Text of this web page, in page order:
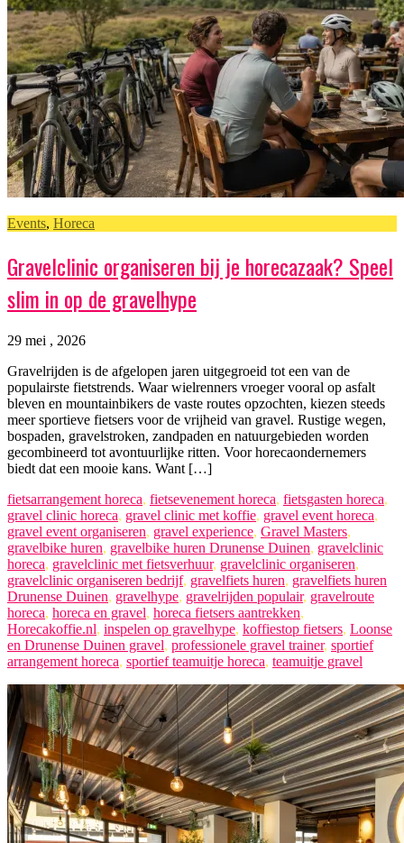
Events, Horeca
Gravelclinic organiseren bij je horecazaak? Speel
slim in op de gravelhype
29 mei , 2026
Gravelrijden is de afgelopen jaren uitgegroeid tot een van de
populairste fietstrends. Waar wielrenners vroeger vooral op asfalt
bleven en mountainbikers de vaste routes opzochten, kiezen steeds
meer sportieve fietsers voor de vrijheid van gravel. Rustige wegen,
bospaden, gravelstroken, zandpaden en natuurgebieden worden
gecombineerd tot avontuurlijke ritten. Voor horecaondernemers
biedt dat een mooie kans. Want […]
fietsarrangement horeca, fietsevenement horeca, fietsgasten horeca,
gravel clinic horeca, gravel clinic met koffie, gravel event horeca,
gravel event organiseren, gravel experience, Gravel Masters,
gravelbike huren, gravelbike huren Drunense Duinen, gravelclinic
horeca, gravelclinic met fietsverhuur, gravelclinic organiseren,
gravelclinic organiseren bedrijf, gravelfiets huren, gravelfiets huren
Drunense Duinen, gravelhype, gravelrijden populair, gravelroute
horeca, horeca en gravel, horeca fietsers aantrekken,
Horecakoffie.nl, inspelen op gravelhype, koffiestop fietsers, Loonse
en Drunense Duinen gravel, professionele gravel trainer, sportief
arrangement horeca, sportief teamuitje horeca, teamuitje gravel